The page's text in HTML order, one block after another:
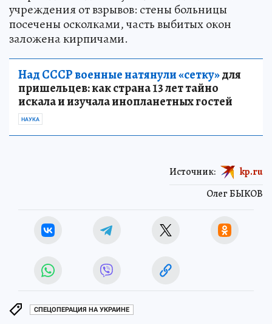
учреждения от взрывов: стены больницы
посечены осколками, часть выбитых окон
заложена кирпичами.
Над СССР военные натянули «сетку»для
пришельцев: как страна 13 лет тайно
искала и изучала инопланетных гостей
НАУКА
Олег БЫКОВ
Источник: kp.ru
СПЕЦОПЕРАЦИЯ НА УКРАИНЕ